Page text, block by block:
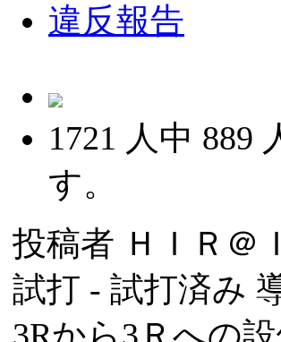
違反報告
1721 人中 889
す。
投稿者 ＨＩＲ＠
試打 - 試打済み